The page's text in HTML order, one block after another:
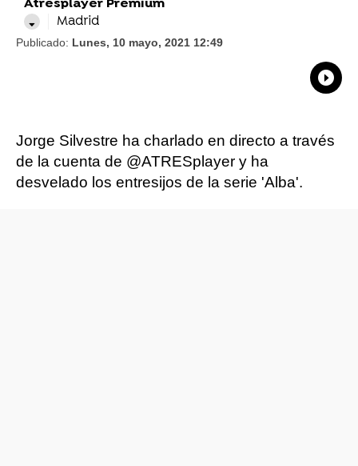
Atresplayer Premium
Madrid
Publicado: Lunes, 10 mayo, 2021 12:49
Jorge Silvestre ha charlado en directo a través
de la cuenta de @ATRESplayer y ha
desvelado los entresijos de la serie 'Alba'.